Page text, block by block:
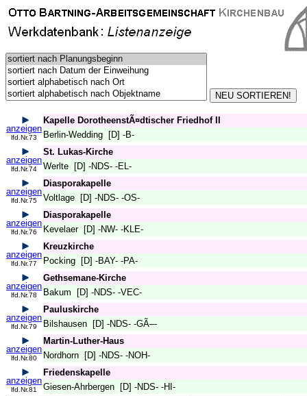
anzeigen
lfd.Nr.73
Kapelle DorotheenstÃ¤dtischer Friedhof II
Berlin-Wedding [D] -B-
anzeigen
lfd.Nr.74
St. Lukas-Kirche
Werlte [D] -NDS- -EL-
anzeigen
lfd.Nr.75
Diasporakapelle
Voltlage [D] -NDS- -OS-
anzeigen
lfd.Nr.76
Diasporakapelle
Kevelaer [D] -NW- -KLE-
anzeigen
lfd.Nr.77
Kreuzkirche
Pocking [D] -BAY- -PA-
anzeigen
lfd.Nr.78
Gethsemane-Kirche
Bakum [D] -NDS- -VEC-
anzeigen
lfd.Nr.79
Pauluskirche
Bilshausen [D] -NDS- -GÃ–-
anzeigen
lfd.Nr.80
Martin-Luther-Haus
Nordhorn [D] -NDS- -NOH-
anzeigen
lfd.Nr.81
Friedenskapelle
Giesen-Ahrbergen [D] -NDS- -HI-